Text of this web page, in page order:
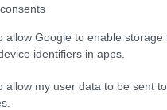
allow Google to enable
identifiers in apps.
allow my user data to be sent
ahol a